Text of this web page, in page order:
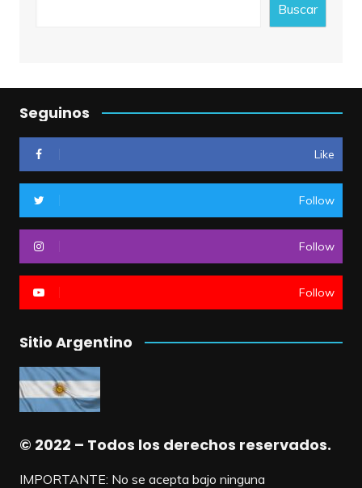
Buscar
Seguinos
Like
Follow
Follow
Follow
Sitio Argentino
© 2022 – Todos los derechos reservados.
IMPORTANTE: No se acepta bajo ninguna